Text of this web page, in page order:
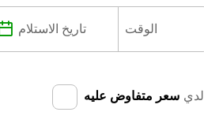
لدي سعر متفاوض عليه